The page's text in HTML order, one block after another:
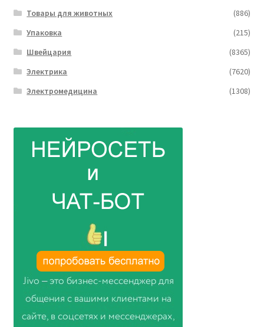
Товары для животных
(886)
Упаковка
(215)
Швейцария
(8365)
Электрика
(7620)
Электромедицина
(1308)